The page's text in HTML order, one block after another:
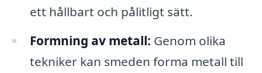
ett hållbart och pålitligt sätt.
Formning av metall: Genom olika
tekniker kan smeden forma metall till